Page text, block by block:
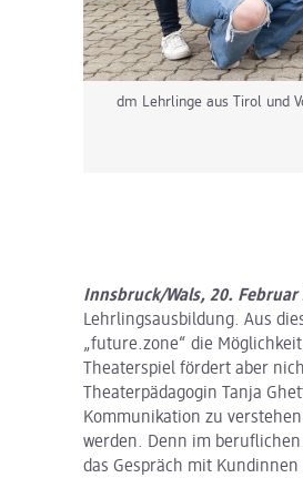
dm Lehrlinge aus Tirol und
Innsbruck/Wals, 20. Februar
Lehrlingsausbildung. Aus
„future.zone“ die
Theaterspiel fördert aber
Theaterpädagogin Tanja
Kommunikation zu
werden. Denn im
das Gespräch mit